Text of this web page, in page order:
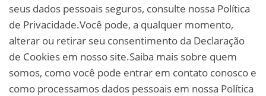
seus dados pessoais seguros, consulte nossa Política
de Privacidade.Você pode, a qualquer momento,
alterar ou retirar seu consentimento da Declaração
de Cookies em nosso site.Saiba mais sobre quem
somos, como você pode entrar em contato conosco e
como processamos dados pessoais em nossa Política